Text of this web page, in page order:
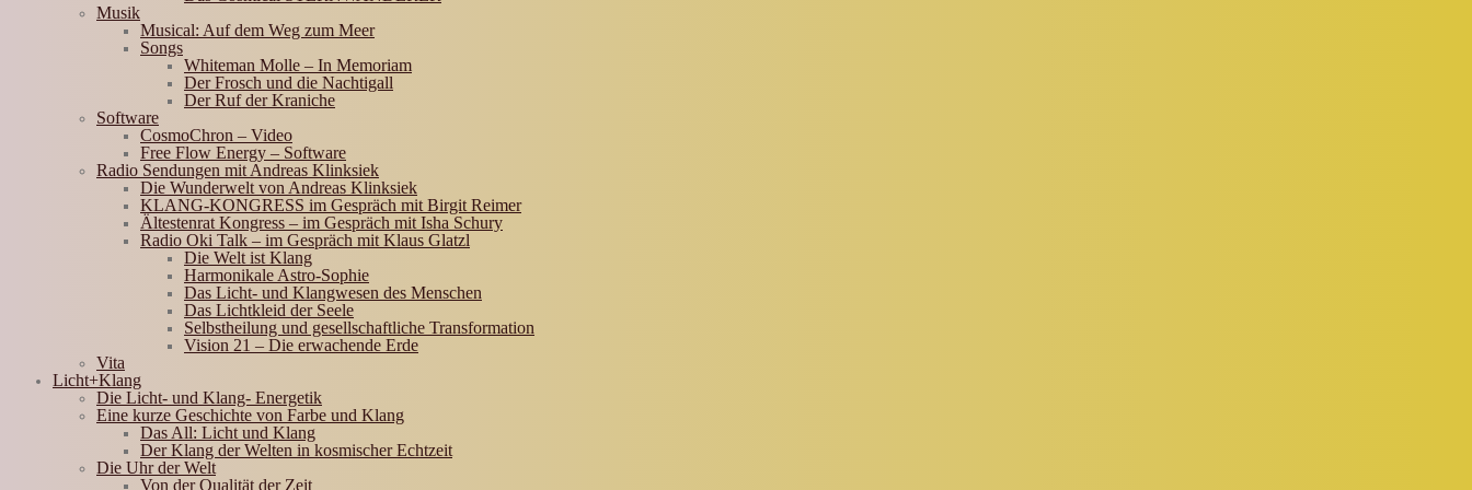
Musik
Musical: Auf dem Weg zum Meer
Songs
Whiteman Molle – In Memoriam
Der Frosch und die Nachtigall
Der Ruf der Kraniche
Software
CosmoChron – Video
Free Flow Energy – Software
Radio Sendungen mit Andreas Klinksiek
Die Wunderwelt von Andreas Klinksiek
KLANG-KONGRESS im Gespräch mit Birgit Reimer
Ältestenrat Kongress – im Gespräch mit Isha Schury
Radio Oki Talk – im Gespräch mit Klaus Glatzl
Die Welt ist Klang
Harmonikale Astro-Sophie
Das Licht- und Klangwesen des Menschen
Das Lichtkleid der Seele
Selbstheilung und gesellschaftliche Transformation
Vision 21 – Die erwachende Erde
Vita
Licht+Klang
Die Licht- und Klang- Energetik
Eine kurze Geschichte von Farbe und Klang
Das All: Licht und Klang
Der Klang der Welten in kosmischer Echtzeit
Die Uhr der Welt
Von der Qualität der Zeit